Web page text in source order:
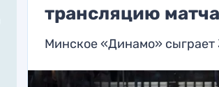
трансляцию
Минское «Динамо»